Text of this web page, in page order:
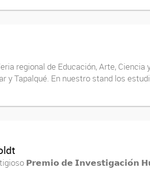
regional de Educación, Arte, Ciencia
Tapalqué. En nuestro stand los
𝗣𝗿𝗲𝗺𝗶𝗼 𝗱𝗲 𝗜𝗻𝘃𝗲𝘀𝘁𝗶𝗴𝗮𝗰𝗶𝗼́𝗻